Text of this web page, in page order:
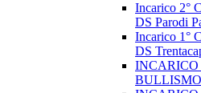
Incarico 2°
DS Parodi
Incarico 1°
DS
INCARICO